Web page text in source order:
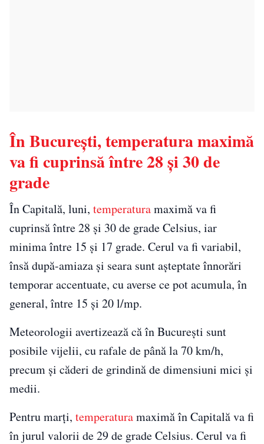
În București, temperatura maximă
va fi cuprinsă între 28 și 30 de
grade
În Capitală, luni, temperaturamaximă va fi
cuprinsă între 28 și 30 de grade Celsius, iar
minima între 15 și 17 grade. Cerul va fi variabil,
însă după-amiaza și seara sunt așteptate înnorări
temporar accentuate, cu averse ce pot acumula, în
general, între 15 și 20 l/mp.
Meteorologii avertizează că în București sunt
posibile vijelii, cu rafale de până la 70 km/h,
precum și căderi de grindină de dimensiuni mici și
medii.
Pentru marți, temperaturamaximă în Capitală va fi
în jurul valorii de 29 de grade Celsius. Cerul va fi